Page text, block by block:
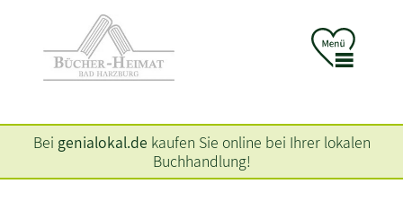
Bei genialokal.de kaufen Sie online bei Ihrer lokalen
Buchhandlung!